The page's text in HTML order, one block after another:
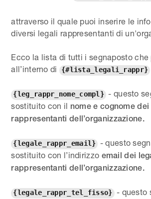
attraverso il quale puoi inserire le
diversi legali rappresentanti di
Ecco la lista di tutti i segnaposto che
all’interno di
{#lista_legali_rappr}
{leg_rappr_nome_compl} - questo
sostituito con il nome e cognome dei
rappresentanti dell’organizzazione.
{legale_rappr_email} - questo
sostituito con l’indirizzo email dei
rappresentanti dell’organizzazione.
{legale_rappr_tel_fisso} - questo